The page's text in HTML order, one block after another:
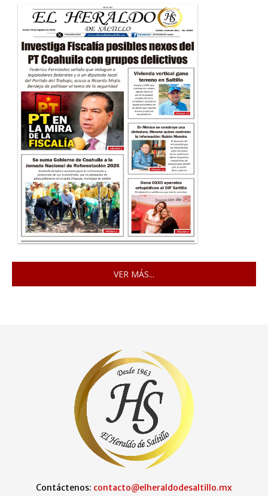
VER MÁS...
Contáctenos: contacto@elheraldodesaltillo.mx